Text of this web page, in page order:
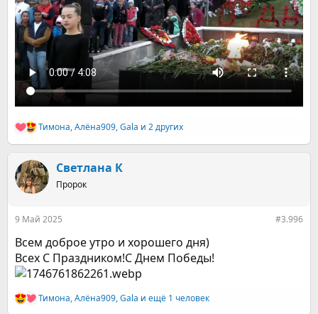
Р
е
к
ц
и
Тимона,Алёна909,Gala и 2 других
Светлана К
Пророк
9 Май 2025 #3.996
Всем доброе утро и хорошего дня)
Всех С Праздником!С Днем Победы!
Р
Тимона,Алёна909,Gala и ещё 1 человек